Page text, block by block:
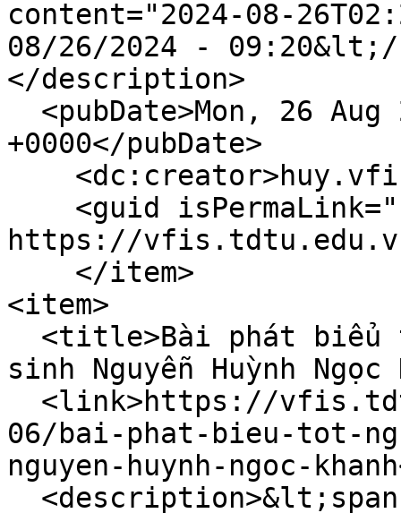
content="2024-08-
08/26/2024 - 09:20&lt;/
</description>
+0000</pubDate>
https://
<item>
sinh Nguyễn Huỳnh
06/bai-phat-bieu-tot-
nguyen-huynh-ngoc-